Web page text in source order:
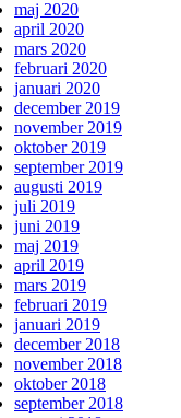
maj 2020
april 2020
mars 2020
februari 2020
januari 2020
december 2019
november 2019
oktober 2019
september 2019
augusti 2019
juli 2019
juni 2019
maj 2019
april 2019
mars 2019
februari 2019
januari 2019
december 2018
november 2018
oktober 2018
september 2018